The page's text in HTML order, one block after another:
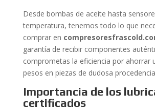
Desde bombas de aceite hasta
temperatura, tenemos todo lo que
comprar en
garantía de recibir componentes
comprometas la eficiencia por ahorrar
pesos en piezas de dudosa
Importancia de los
certificados